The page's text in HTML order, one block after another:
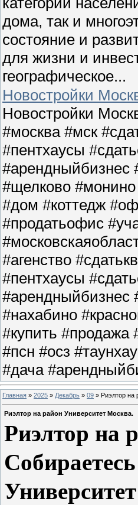
дома, так и
состояние и
для жизни и
географическое...
Новостройки
Новостройки
#москва #мск
#пентхаусы
#арендныйбизнес
#щелково #монино
#дом #коттедж
#продатьофис
#агенство
#пентхаусы
#арендныйбизнес
#нахабино
#купить #продажа
#псн #осз
#дача
Главная » 2025 » Декабрь » 09 » Риэлтор на
Риэлтор на район Университет Москва.
Риэлтор на